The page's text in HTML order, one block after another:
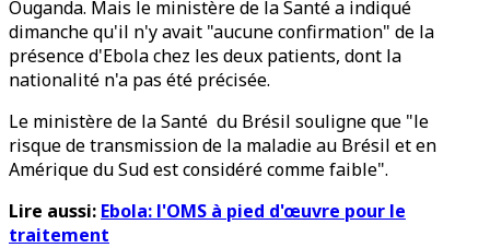
Ouganda. Mais le ministère de la Santé a indiqué
dimanche qu'il n'y avait "aucune confirmation" de la
présence d'Ebola chez les deux patients, dont la
nationalité n'a pas été précisée.
Le ministère de la Santé du Brésil souligne que "le
risque de transmission de la maladie au Brésil et en
Amérique du Sud est considéré comme faible".
Lire aussi: Ebola: l'OMS à pied d'œuvre pour le
traitement